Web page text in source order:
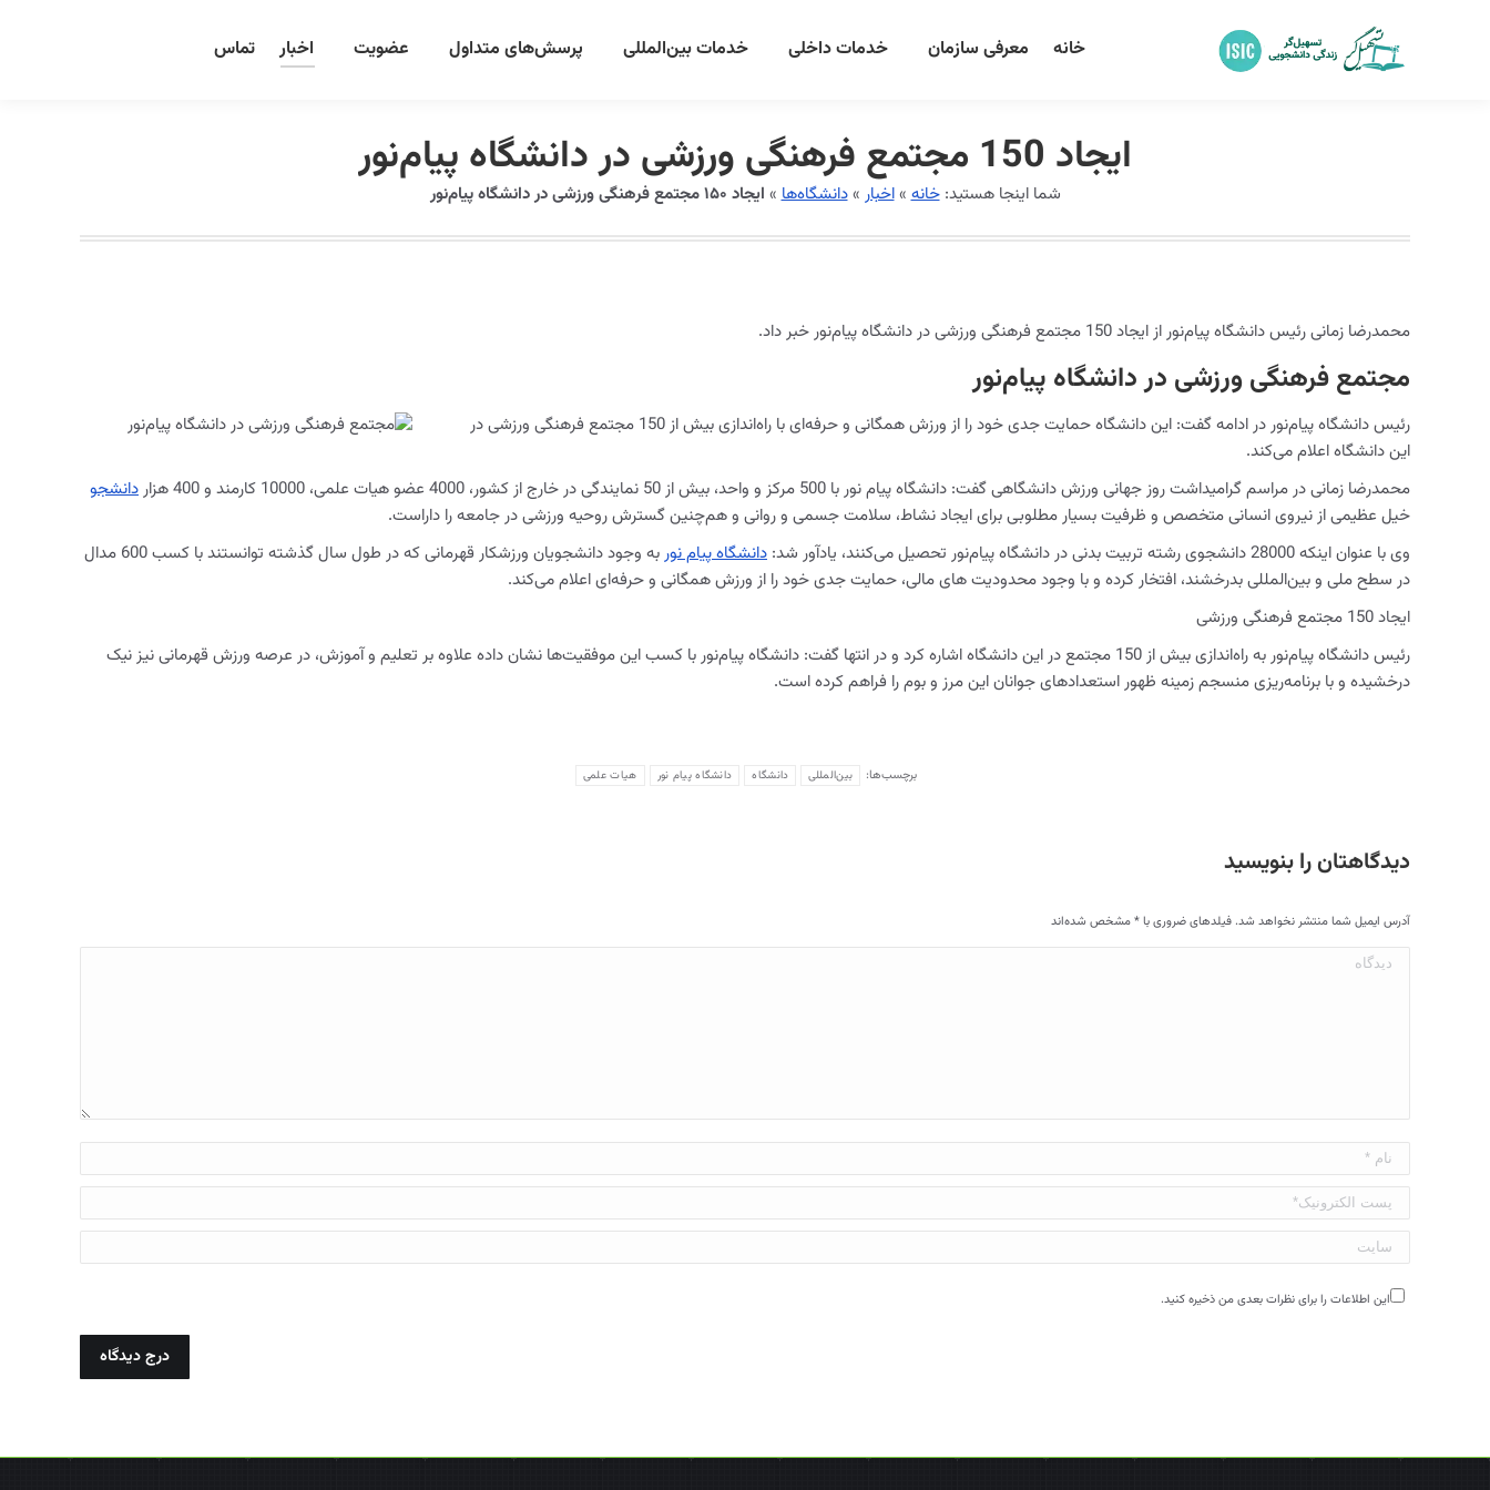
خانه معرفی سازمان خدمات داخلی خدمات بین‌المللی پرسش‌های متداول عضویت اخبار تماس
ایجاد 150 مجتمع فرهنگی ورزشی در دانشگاه پیام‌نور
شما اینجا هستید:خانه»اخبار »دانشگاه‌ها» ایجاد ۱۵۰ مجتمع فرهنگی ورزشی در دانشگاه پیام‌نور
محمدرضا زمانی رئیس دانشگاه پیام‌نور از ایجاد 150 مجتمع فرهنگی ورزشی در دانشگاه پیام‌نور خبر داد.
مجتمع فرهنگی ورزشی در دانشگاه پیام‌نور
رئیس دانشگاه پیام‌نور در ادامه گفت: این دانشگاه حمایت جدی خود را از ورزش همگانی و حرفه‌ای با راه‌اندازی بیش از 150 مجتمع فرهنگی ورزشی در
این دانشگاه اعلام می‌کند.
محمدرضا زمانی در مراسم گرامیداشت روز جهانی ورزش دانشگاهی گفت: دانشگاه پیام نور با 500 مرکز و واحد، بیش از 50 نمایندگی در خارج از کشور، 4000 عضو هیات علمی، 10000 کارمند و 400 هزار
دانشجو
خیل عظیمی از نیروی انسانی متخصص و ظرفیت بسیار مطلوبی برای ایجاد نشاط، سلامت جسمی و روانی و هم‌چنین گسترش روحیه ورزشی در جامعه را داراست.
وی با عنوان اینکه 28000 دانشجوی رشته تربیت بدنی در دانشگاه پیام‌نور تحصیل می‌کنند، یادآور شد:
دانشگاه پیام نور
به وجود دانشجویان ورزشکار قهرمانی که در طول سال گذشته توانستند با کسب 600 مدال
در سطح ملی و بین‌المللی بدرخشند، افتخار کرده و با وجود محدودیت های مالی، حمایت جدی خود را از ورزش همگانی و حرفه‌ای اعلام می‌کند.
ایجاد 150 مجتمع فرهنگی ورزشی
رئیس دانشگاه پیام‌نور به راه‌اندازی بیش از 150 مجتمع در این دانشگاه اشاره کرد و در انتها گفت: دانشگاه پیام‌نور با کسب این موفقیت‌ها نشان داده علاوه بر تعلیم و آموزش، در عرصه ورزش قهرمانی نیز نیک
درخشیده و با برنامه‌ریزی منسجم زمینه ظهور استعداد‌های جوانان این مرز و بوم را فراهم کرده است.
برچسب‌ها: بین‌المللی دانشگاه دانشگاه پیام نور هیات علمی
دیدگاهتان را بنویسید
آدرس ایمیل شما منتشر نخواهد شد. فیلدهای ضروری با*مشخص شده‌اند
دیدگاه
نام *
پست الکترونیک*
سایت
این اطلاعات را برای نظرات بعدی من ذخیره کنید.
درج دیدگاه